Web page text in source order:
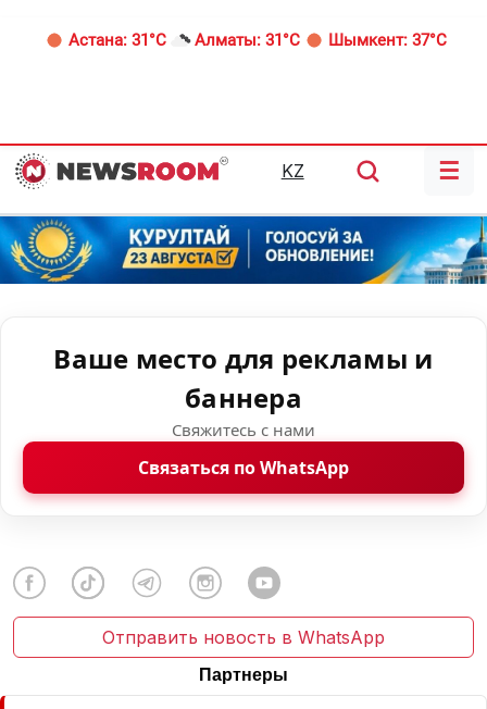
Астана: 31°C Алматы: 31°C Шымкент: 37°C
KZ ☰
Ваше место для рекламы и
баннера
Свяжитесь с нами
Связаться по WhatsApp
Отправить новость в WhatsApp
Партнеры